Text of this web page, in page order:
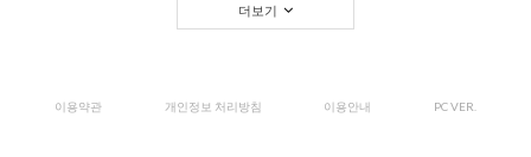
더보기
이용약관 개인정보 처리방침 이용안내 PC VER.